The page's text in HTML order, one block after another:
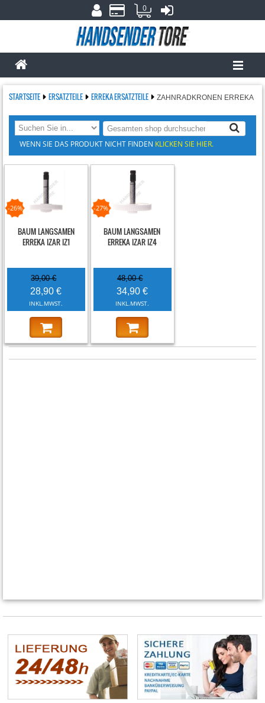
0
STARTSEITE ERSATZTEILE ERREKA ERSATZTEILE ZAHNRADKRONEN ERREKA
WENN SIE DAS PRODUKT NICHT FINDEN KLICKEN SIE HIER.
-26%
BAUM LANGSAMEN
ERREKA IZAR IZ1
39,00 €
28,90 €
INKL.MWST.
-27%
BAUM LANGSAMEN
ERREKA IZAR IZ4
48,00 €
34,90 €
INKL.MWST.